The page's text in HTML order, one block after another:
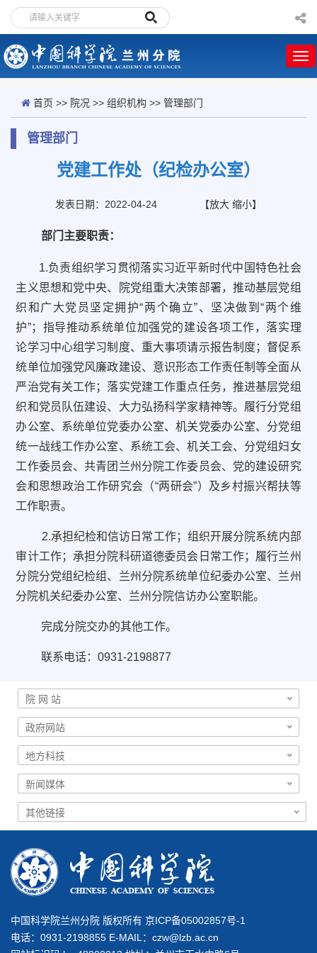
首页 >> 院况 >> 组织机构 >> 管理部门
管理部门
党建工作处（纪检办公室）
发表日期：2022-04-24 【放大 缩小】
部门主要职责：
1.负责组织学习贯彻落实习近平新时代中国特色社会
主义思想和党中央、院党组重大决策部署，推动基层党组
织和广大党员坚定拥护“两个确立”、坚决做到“两个维
护”；指导推动系统单位加强党的建设各项工作，落实理
论学习中心组学习制度、重大事项请示报告制度；督促系
统单位加强党风廉政建设、意识形态工作责任制等全面从
严治党有关工作；落实党建工作重点任务，推进基层党组
织和党员队伍建设、大力弘扬科学家精神等。履行分党组
办公室、系统单位党委办公室、机关党委办公室、分党组
统一战线工作办公室、系统工会、机关工会、分党组妇女
工作委员会、共青团兰州分院工作委员会、党的建设研究
会和思想政治工作研究会（“两研会”）及乡村振兴帮扶等
工作职责。
2.承担纪检和信访日常工作；组织开展分院系统内部
审计工作；承担分院科研道德委员会日常工作；履行兰州
分院分党组纪检组、兰州分院系统单位纪委办公室、兰州
分院机关纪委办公室、兰州分院信访办公室职能。
完成分院交办的其他工作。
联系电话：0931-2198877
中国科学院兰州分院 版权所有 京ICP备05002857号-1
电话：0931-2198855 E-MAIL： czw@lzb.ac.cn